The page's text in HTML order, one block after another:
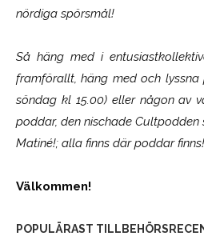
nördiga spörsmål!
Så häng med i
framförallt, häng med och lyssna
söndag kl 15.00) eller någon av
poddar, den nischade
Matiné!; alla finns där poddar finns!
Välkommen!
POPULÄRAST